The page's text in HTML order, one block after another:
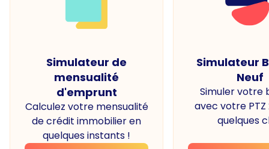
Simulateur de
mensualité
d'emprunt
Calculez votre mensualité
de crédit immobilier en
quelques instants !
Simulateur
Neuf
Simuler votre
avec votre PTZ
quelques